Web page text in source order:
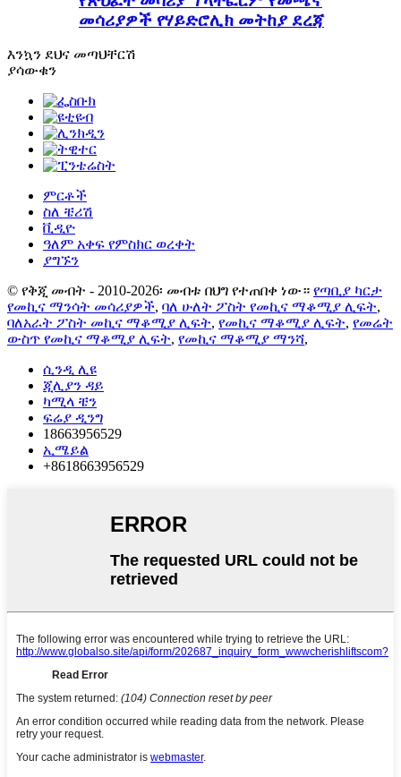
መሳሪያዎች የሃይድሮሊክ መትከያ ደረጃ
እንኳን ደህና መጣህቸርሽ
ያሳውቁን
ምርቶች
ስለ ቼሪሽ
ቪዲዮ
ዓለም አቀፍ የምስክር ወረቀት
ያግኙን
© የቅጂ መብት - 2010-2026፡ መብቱ በህግ የተጠበቀ ነው። የጣቢያ ካርታ
የመኪና ማንሳት መሳሪያዎች, ባለ ሁለት ፖስት የመኪና ማቆሚያ ሊፍት,
ባለአራት ፖስት መኪና ማቆሚያ ሊፍት, የመኪና ማቆሚያ ሊፍት, የመሬት
ውስጥ የመኪና ማቆሚያ ሊፍት, የመኪና ማቆሚያ ማንሻ,
ሲንዲ ሊዩ
ጂሊያን ዳይ
ካሚላ ቼን
ፍሬያ ዲንግ
18663956529
ኢሜይል
+8618663956529